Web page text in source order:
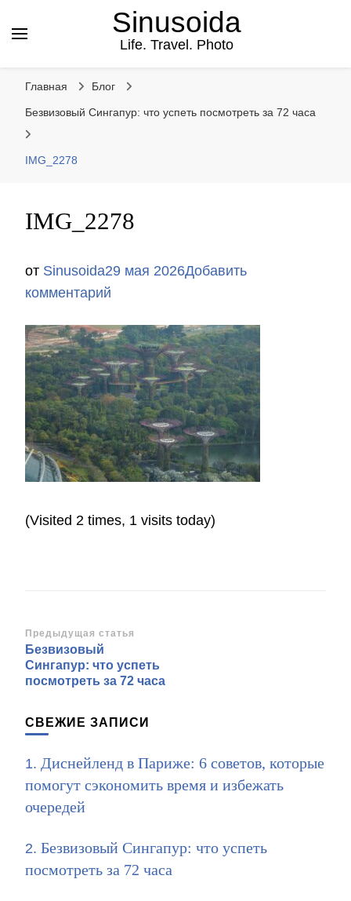
Sinusoida
Life. Travel. Photo
Главная Блог
Безвизовый Сингапур: что успеть посмотреть за 72 часа
IMG_2278
IMG_2278
от Sinusoida29 мая 2026Добавить
комментарий
IMG_2278
(Visited 2 times, 1 visits today)
Навигация
по
записям
Предыдущая статья
Безвизовый
Сингапур: что успеть
посмотреть за 72 часа
СВЕЖИЕ ЗАПИСИ
Диснейленд в Париже: 6 советов, которые
помогут сэкономить время и избежать
очередей
Безвизовый Сингапур: что успеть
посмотреть за 72 часа